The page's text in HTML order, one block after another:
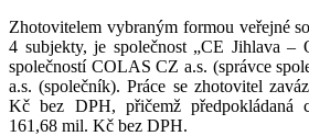
Zhotovitelem vybraným formou veřejné
4 subjekty, je společnost „CE Jihlava –
společností COLAS CZ a.s. (správce
a.s. (společník). Práce se zhotovitel
Kč bez DPH, přičemž předpokládaná
161,68 mil. Kč bez DPH.